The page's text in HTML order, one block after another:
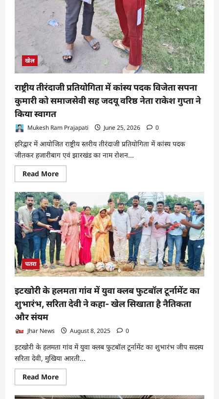
खेल
राष्ट्रीय तीरंदाजी प्रतियोगिता में कांस्य पदक विजेता सपना
कुमारी को समाजसेवी सह जदयू वरिष्ठ नेता राकेश गुप्ता ने
किया स्वागत
Mukesh Ram Prajapati June 25, 2026 0
हरिद्वार में आयोजित राष्ट्रीय स्तरीय तीरंदाजी प्रतियोगिता में कांस्य पदक
जीतकर हजारीबाग एवं झारखंड का नाम रोशन...
Read MoreRead
more
राष्ट्रीय
तीरंदाजी
प्रतियोगिता
में
कांस्य
पदक
विजेता
सपना
कुमारी
को
समाजसेवी
सह
जदयू
नेता
राकेश
गुप्ता
ने
चतरा
इटखोरी के हलमता गांव में युवा क्लब फुटबॉल टूर्नामेंट का
शुभारंभ, सरिता देवी ने कहा- खेल सिखाता है नैतिकता
और संयम
Jhar News August 8, 2025 0
इटखोरी के हलमता गांव में युवा क्लब फुटबॉल टूर्नामेंट का शुभारंभ जीप सदस्य
सरिता देवी, मुखिया आरती...
Read MoreRead
more
इटखोरी